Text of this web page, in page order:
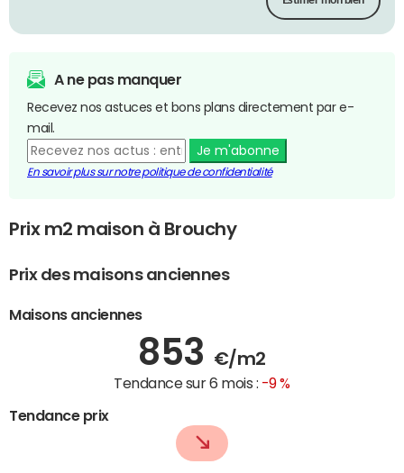
A ne pas manquer
Recevez nos astuces et bons plans directement par e-
mail.
Je m'abonne
En savoir plus sur notre politique de confidentialité
Prix m2 maison à Brouchy
Prix des maisons anciennes
Maisons anciennes
853 €/m2
Tendance sur 6 mois : -9 %
Tendance prix